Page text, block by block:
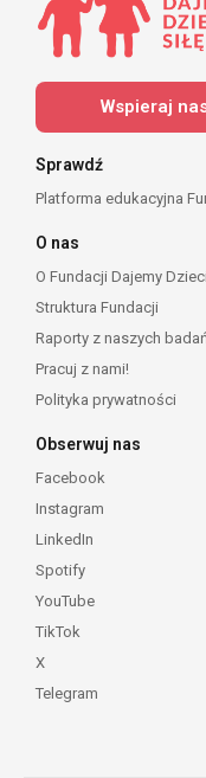
Wspieraj
Sprawdź
Platforma edukacyjna
O nas
O Fundacji Dajemy
Struktura Fundacji
Raporty z naszych
Pracuj z nami!
Polityka prywatności
Obserwuj nas
Facebook
Instagram
LinkedIn
Spotify
YouTube
TikTok
X
Telegram